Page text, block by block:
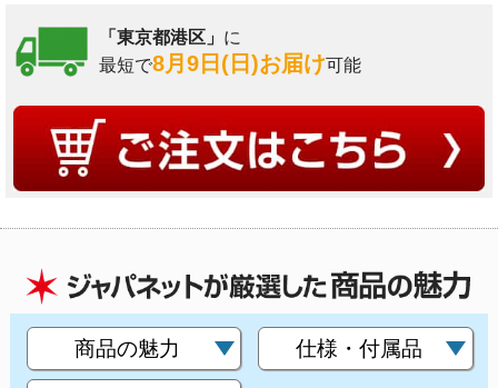
「東京都港区」 に
最短で8月9日(日)お届け可能
商品の魅力 仕様・付属品